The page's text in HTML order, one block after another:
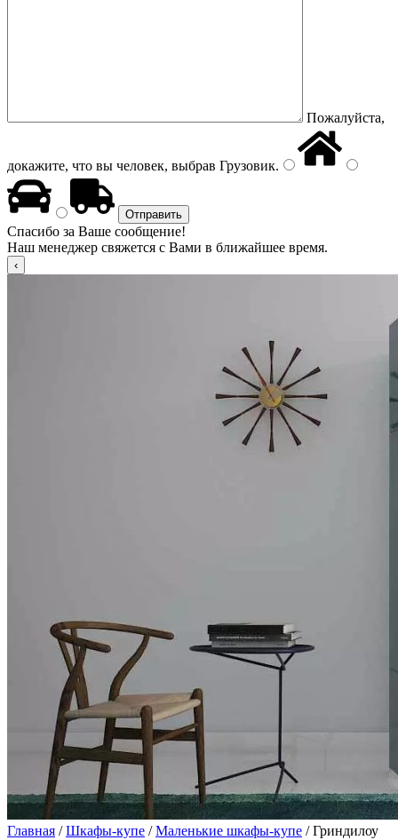
Пожалуйста,
докажите, что вы человек, выбрав Грузовик.
Спасибо за Ваше сообщение!
Наш менеджер свяжется с Вами в ближайшее время.
Главная /Шкафы-купе /Маленькие шкафы-купе / Гриндилоу